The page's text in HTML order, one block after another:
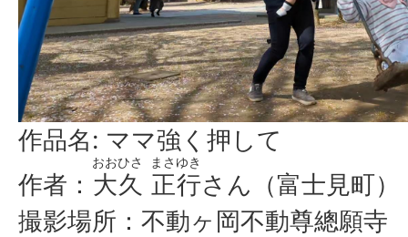
作品名: ママ強く押して
作者： 大久
おおひさ
正行
まさゆき
さん（富士見町）
撮影場所：不動ヶ岡不動尊總願寺